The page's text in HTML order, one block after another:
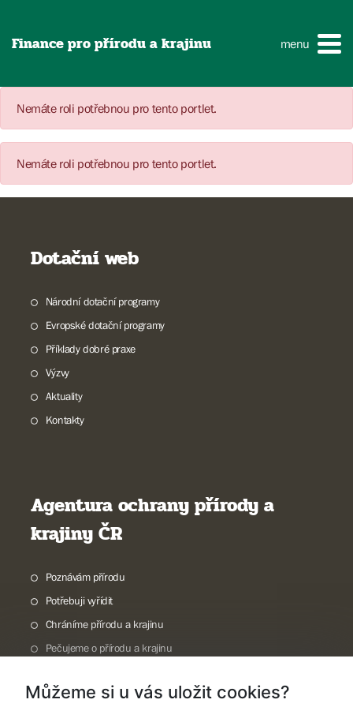
Finance pro přírodu a krajinu menu
Nemáte roli potřebnou pro tento portlet.
Nemáte roli potřebnou pro tento portlet.
Dotační web
Národní dotační programy
Evropské dotační programy
Příklady dobré praxe
Výzvy
Aktuality
Kontakty
Agentura ochrany přírody a
krajiny ČR
Poznávám přírodu
Potřebuji vyřídit
Chráníme přírodu a krajinu
Pečujeme o přírodu a krajinu
O nás
Můžeme si u vás uložit cookies?